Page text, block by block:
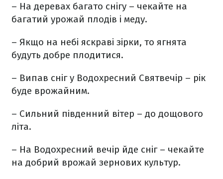
– На деревах багато снігу – чекайте на
багатий урожай плодів і меду.
– Якщо на небі яскраві зірки, то ягнята
будуть добре плодитися.
– Випав сніг у Водохресний Святвечір – рік
буде врожайним.
– Сильний південний вітер – до дощового
літа.
– На Водохресний вечір йде сніг – чекайте
на добрий врожай зернових культур.